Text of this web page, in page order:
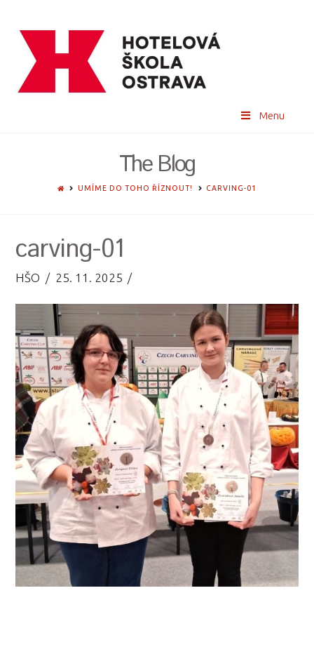
Menu
The Blog
HOMEUMÍME DO TOHO ŘÍZNOUT! CARVING-01
carving-01
HŠO 25. 11. 2025